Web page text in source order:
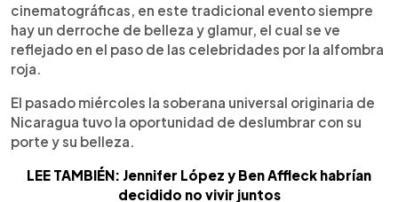
cinematográficas, en este tradicional evento siempre
hay un derroche de belleza y glamur, el cual se ve
reflejado en el paso de las celebridades por la alfombra
roja.
El pasado miércoles la soberana universal originaria de
Nicaragua tuvo la oportunidad de deslumbrar con su
porte y su belleza.
LEE TAMBIÉN: Jennifer López y Ben Affleck habrían
decidido no vivir juntos